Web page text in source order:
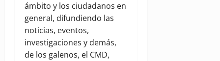
ámbito y los ciudadanos en
general, difundiendo las
noticias, eventos,
investigaciones y demás,
de los galenos, el CMD,